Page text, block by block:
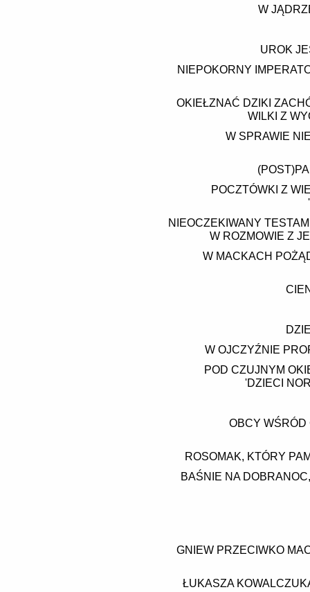
W
UROK
NIEPOKORNY
OKIEŁZNAĆ DZIKI
WILKI Z
W SPRAWIE
POCZTÓWKI Z
NIEOCZEKIWANY
W ROZMOWIE Z
W MACKACH
W OJCZYŹNIE
POD CZUJNYM
'DZIECI
OBCY WŚRÓD
ROSOMAK, KTÓRY
BAŚNIE NA
GNIEW PRZECIWKO
ŁUKASZA